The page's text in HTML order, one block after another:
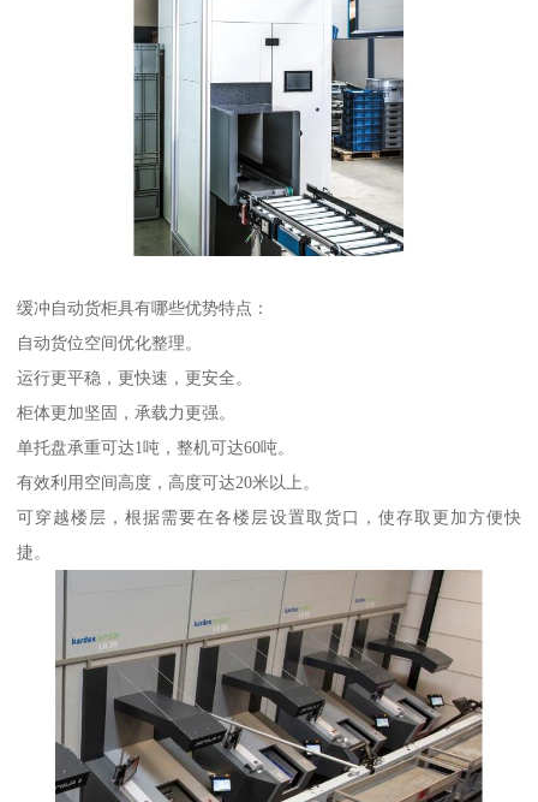
缓冲自动货柜具有哪些优势特点：
自动货位空间优化整理。
运行更平稳，更快速，更安全。
柜体更加坚固，承载力更强。
单托盘承重可达1吨，整机可达60吨。
有效利用空间高度，高度可达20米以上。
可穿越楼层，根据需要在各楼层设置取货口，使存取更加方便快
捷。